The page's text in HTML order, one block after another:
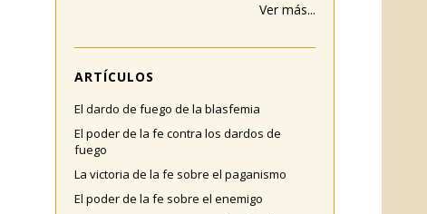
Ver más...
ARTÍCULOS
El dardo de fuego de la blasfemia
El poder de la fe contra los dardos de
fuego
La victoria de la fe sobre el paganismo
El poder de la fe sobre el enemigo